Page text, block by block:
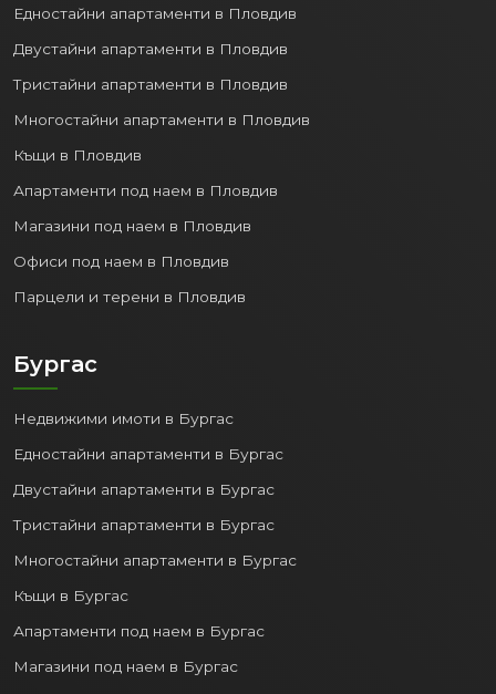
Едностайни апартаменти в Пловдив
Двустайни апартаменти в Пловдив
Тристайни апартаменти в Пловдив
Многостайни апартаменти в Пловдив
Къщи в Пловдив
Апартаменти под наем в Пловдив
Магазини под наем в Пловдив
Офиси под наем в Пловдив
Парцели и терени в Пловдив
Бургас
Недвижими имоти в Бургас
Едностайни апартаменти в Бургас
Двустайни апартаменти в Бургас
Тристайни апартаменти в Бургас
Многостайни апартаменти в Бургас
Къщи в Бургас
Апартаменти под наем в Бургас
Магазини под наем в Бургас